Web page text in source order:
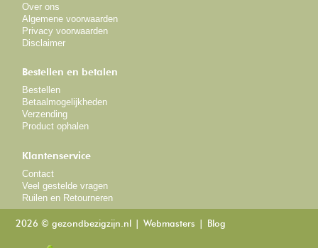
Over ons
Algemene voorwaarden
Privacy voorwaarden
Disclaimer
Bestellen en betalen
Bestellen
Betaalmogelijkheden
Verzending
Product ophalen
Klantenservice
Contact
Veel gestelde vragen
Ruilen en Retourneren
2026 © gezondbezigzijn.nl Webmasters Blog